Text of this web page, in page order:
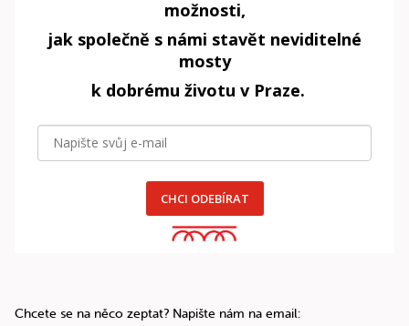
možnosti,
jak společně s námi stavět neviditelné
mosty
k dobrému životu v Praze.
CHCI ODEBÍRAT
Chcete se na něco zeptat? Napište nám na email: